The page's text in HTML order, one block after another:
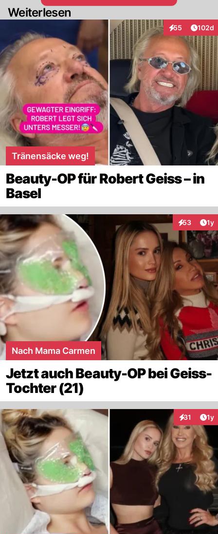
Weiterlesen
55
Interaktionen
102d
Tränensäcke weg!
Beauty-OP für Robert Geiss – in
Basel
53 1y
Nach Mama Carmen
Jetzt auch Beauty-OP bei Geiss-
Tochter (21)
31 1y